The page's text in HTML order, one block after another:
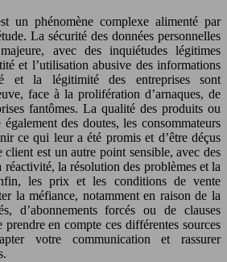
un phénomène complexe alimenté par
La sécurité des données personnelles
avec des inquiétudes légitimes
et l’utilisation abusive des informations
et la légitimité des entreprises sont
face à la prolifération d’arnaques, de
fantômes. La qualité des produits ou
également des doutes, les consommateurs
ce qui leur a été promis et d’être déçus
est un autre point sensible, avec des
la résolution des problèmes et la
les prix et les conditions de vente
la méfiance, notamment en raison de la
d’abonnements forcés ou de clauses
en compte ces différentes sources
votre communication et rassurer